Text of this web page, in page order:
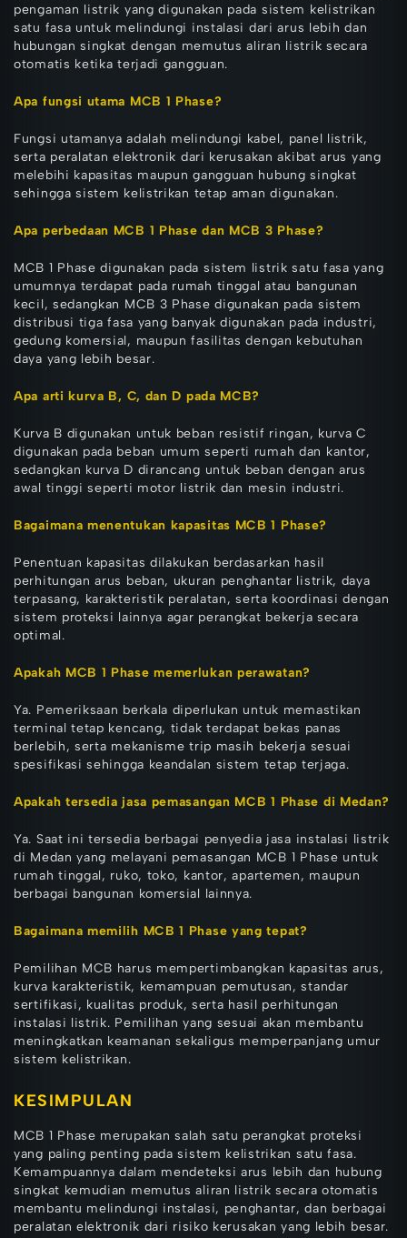
pengaman listrik yang digunakan pada sistem kelistrikan
satu fasa untuk melindungi instalasi dari arus lebih dan
hubungan singkat dengan memutus aliran listrik secara
otomatis ketika terjadi gangguan.
Apa fungsi utama MCB 1 Phase?
Fungsi utamanya adalah melindungi kabel, panel listrik,
serta peralatan elektronik dari kerusakan akibat arus yang
melebihi kapasitas maupun gangguan hubung singkat
sehingga sistem kelistrikan tetap aman digunakan.
Apa perbedaan MCB 1 Phase dan MCB 3 Phase?
MCB 1 Phase digunakan pada sistem listrik satu fasa yang
umumnya terdapat pada rumah tinggal atau bangunan
kecil, sedangkan MCB 3 Phase digunakan pada sistem
distribusi tiga fasa yang banyak digunakan pada industri,
gedung komersial, maupun fasilitas dengan kebutuhan
daya yang lebih besar.
Apa arti kurva B, C, dan D pada MCB?
Kurva B digunakan untuk beban resistif ringan, kurva C
digunakan pada beban umum seperti rumah dan kantor,
sedangkan kurva D dirancang untuk beban dengan arus
awal tinggi seperti motor listrik dan mesin industri.
Bagaimana menentukan kapasitas MCB 1 Phase?
Penentuan kapasitas dilakukan berdasarkan hasil
perhitungan arus beban, ukuran penghantar listrik, daya
terpasang, karakteristik peralatan, serta koordinasi dengan
sistem proteksi lainnya agar perangkat bekerja secara
optimal.
Apakah MCB 1 Phase memerlukan perawatan?
Ya. Pemeriksaan berkala diperlukan untuk memastikan
terminal tetap kencang, tidak terdapat bekas panas
berlebih, serta mekanisme trip masih bekerja sesuai
spesifikasi sehingga keandalan sistem tetap terjaga.
Apakah tersedia jasa pemasangan MCB 1 Phase di Medan?
Ya. Saat ini tersedia berbagai penyedia jasa instalasi listrik
di Medan yang melayani pemasangan MCB 1 Phase untuk
rumah tinggal, ruko, toko, kantor, apartemen, maupun
berbagai bangunan komersial lainnya.
Bagaimana memilih MCB 1 Phase yang tepat?
Pemilihan MCB harus mempertimbangkan kapasitas arus,
kurva karakteristik, kemampuan pemutusan, standar
sertifikasi, kualitas produk, serta hasil perhitungan
instalasi listrik. Pemilihan yang sesuai akan membantu
meningkatkan keamanan sekaligus memperpanjang umur
sistem kelistrikan.
KESIMPULAN
MCB 1 Phase merupakan salah satu perangkat proteksi
yang paling penting pada sistem kelistrikan satu fasa.
Kemampuannya dalam mendeteksi arus lebih dan hubung
singkat kemudian memutus aliran listrik secara otomatis
membantu melindungi instalasi, penghantar, dan berbagai
peralatan elektronik dari risiko kerusakan yang lebih besar.